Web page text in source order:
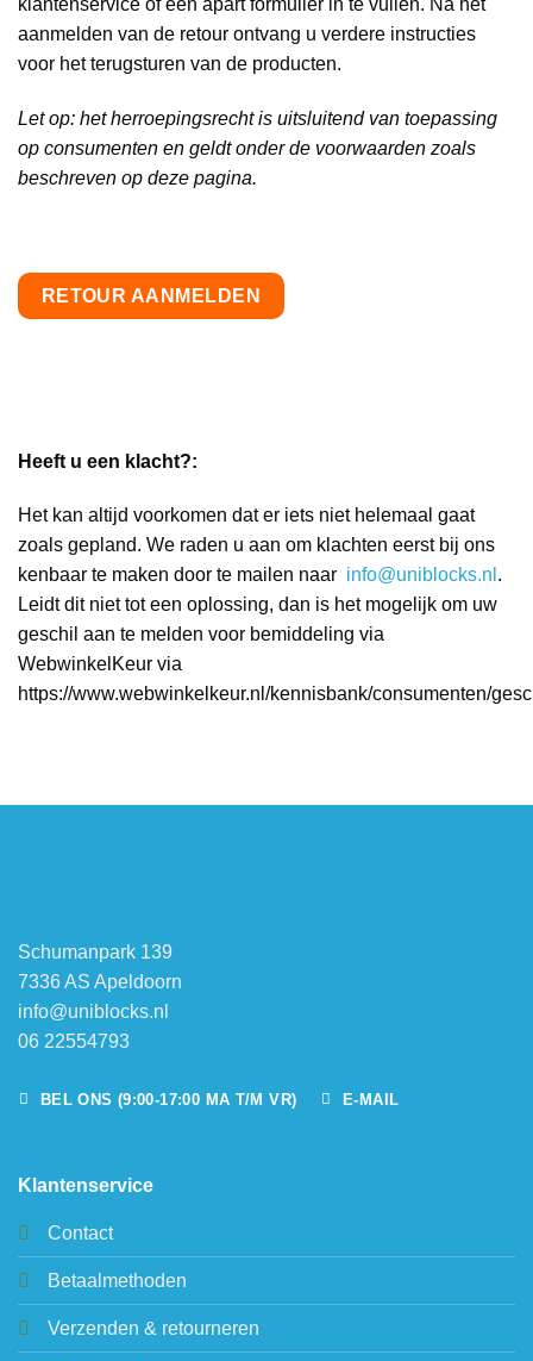
klantenservice of een apart formulier in te vullen. Na het
aanmelden van de retour ontvang u verdere instructies
voor het terugsturen van de producten.
Let op: het herroepingsrecht is uitsluitend van toepassing
op consumenten en geldt onder de voorwaarden zoals
beschreven op deze pagina.
RETOUR AANMELDEN
Heeft u een klacht?:
Het kan altijd voorkomen dat er iets niet helemaal gaat
zoals gepland. We raden u aan om klachten eerst bij ons
kenbaar te maken door te mailen naar info@uniblocks.nl .
Leidt dit niet tot een oplossing, dan is het mogelijk om uw
geschil aan te melden voor bemiddeling via
WebwinkelKeur via
https://www.webwinkelkeur.nl/kennisbank/consumenten/
Schumanpark 139
7336 AS Apeldoorn
info@uniblocks.nl
06 22554793
BEL ONS (9:00-17:00 MA T/M VR) E-MAIL
Klantenservice
Contact
Betaalmethoden
Verzenden & retourneren